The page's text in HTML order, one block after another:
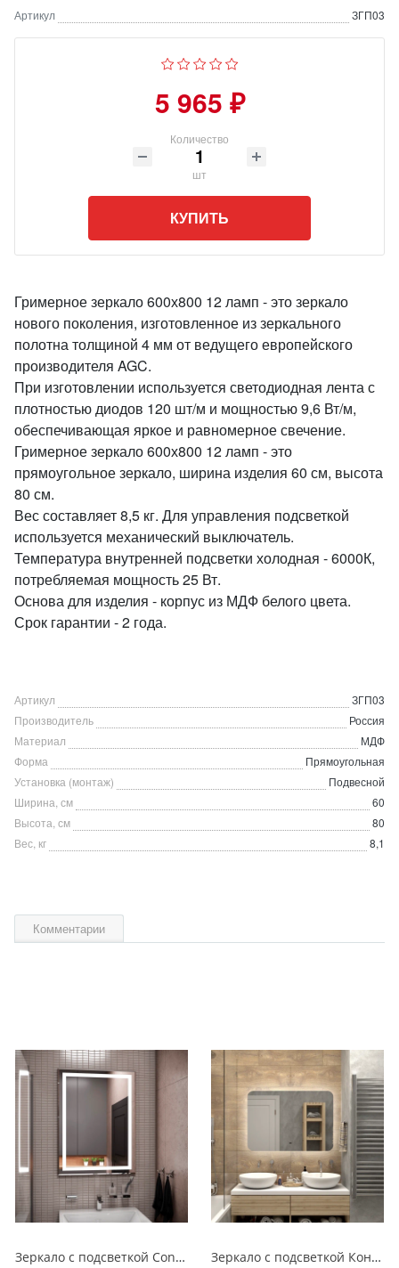
Артикул ЗГП03
5 965 ₽
Количество
шт
КУПИТЬ
Гримерное зеркало 600х800 12 ламп - это зеркало
нового поколения, изготовленное из зеркального
полотна толщиной 4 мм от ведущего европейского
производителя AGC.
При изготовлении используется светодиодная лента с
плотностью диодов 120 шт/м и мощностью 9,6 Вт/м,
обеспечивающая яркое и равномерное свечение.
Гримерное зеркало 600х800 12 ламп - это
прямоугольное зеркало, ширина изделия 60 см, высота
80 см.
Вес составляет 8,5 кг. Для управления подсветкой
используется механический выключатель.
Температура внутренней подсветки холодная - 6000К,
потребляемая мощность 25 Вт.
Основа для изделия - корпус из МДФ белого цвета.
Срок гарантии - 2 года.
Артикул
ЗГП03
Производитель
Россия
Материал
МДФ
Форма
Прямоугольная
Установка (монтаж)
Подвесной
Ширина, см
60
Высота, см
80
Вес, кг
8,1
Комментарии
Зеркало с подсветкой Continent Пронто Люкс 60 х 80 см ЗЛП154
Зеркало с подсветкой Континент Burzhe Led 100х70 с бесконтактным сенсором ЗЛП398